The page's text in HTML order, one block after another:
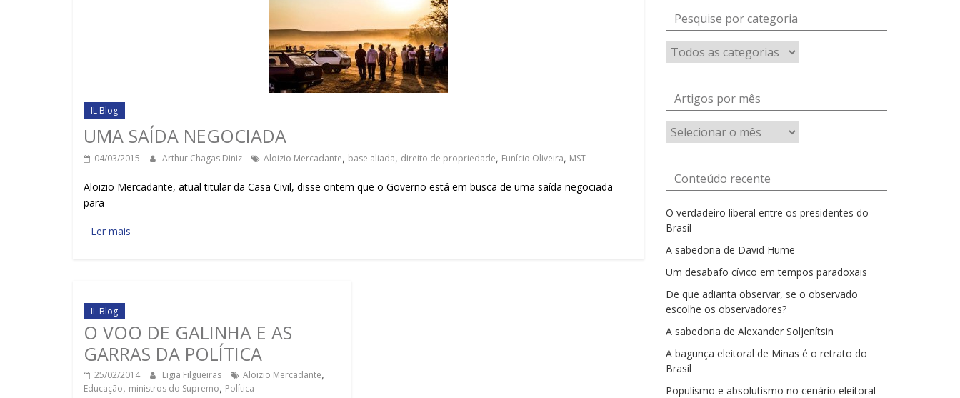
sociedade.
IL Blog
UMA SAÍDA NEGOCIADA
04/03/2015 Arthur Chagas Diniz Aloizio Mercadante, base aliada, direito de propriedade, Eunício Oliveira, MST
Aloizio Mercadante, atual titular da Casa Civil, disse ontem que o Governo está em busca de uma saída negociada
para
Ler mais
IL Blog
O VOO DE GALINHA E AS
GARRAS DA POLÍTICA
25/02/2014 Ligia Filgueiras Aloizio Mercadante,
Educação, ministros do Supremo, Política
Pesquise por categoria
Artigos por mês
Artigos
por
Conteúdo recente
O verdadeiro liberal entre os presidentes do
Brasil
A sabedoria de David Hume
Um desabafo cívico em tempos paradoxais
De que adianta observar, se o observado
escolhe os observadores?
A sabedoria de Alexander Soljenítsin
A bagunça eleitoral de Minas é o retrato do
Brasil
Populismo e absolutismo no cenário eleitoral